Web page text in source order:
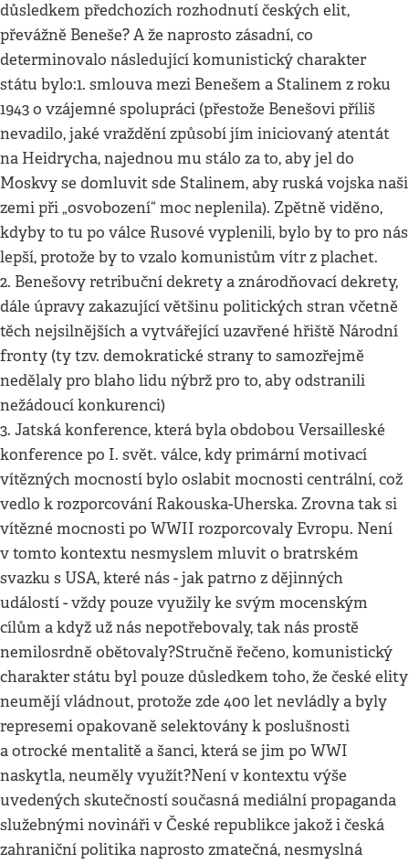
důsledkem předchozích rozhodnutí českých elit,
převážně Beneše? A že naprosto zásadní, co
determinovalo následující komunistický charakter
státu bylo:1. smlouva mezi Benešem a Stalinem z roku
1943 o vzájemné spolupráci (přestože Benešovi příliš
nevadilo, jaké vraždění způsobí jím iniciovaný atentát
na Heidrycha, najednou mu stálo za to, aby jel do
Moskvy se domluvit sde Stalinem, aby ruská vojska naši
zemi při „osvobození“ moc neplenila). Zpětně viděno,
kdyby to tu po válce Rusové vyplenili, bylo by to pro nás
lepší, protože by to vzalo komunistům vítr z plachet.
2. Benešovy retribuční dekrety a znárodňovací dekrety,
dále úpravy zakazující většinu politických stran včetně
těch nejsilnějších a vytvářející uzavřené hřiště Národní
fronty (ty tzv. demokratické strany to samozřejmě
nedělaly pro blaho lidu nýbrž pro to, aby odstranili
nežádoucí konkurenci)
3. Jatská konference, která byla obdobou Versailleské
konference po I. svět. válce, kdy primární motivací
vítězných mocností bylo oslabit mocnosti centrální, což
vedlo k rozporcování Rakouska-Uherska. Zrovna tak si
vítězné mocnosti po WWII rozporcovaly Evropu. Není
v tomto kontextu nesmyslem mluvit o bratrském
svazku s USA, které nás - jak patrno z dějinných
událostí - vždy pouze využily ke svým mocenským
cílům a když už nás nepotřebovaly, tak nás prostě
nemilosrdně obětovaly?Stručně řečeno, komunistický
charakter státu byl pouze důsledkem toho, že české elity
neumějí vládnout, protože zde 400 let nevládly a byly
represemi opakovaně selektovány k poslušnosti
a otrocké mentalitě a šanci, která se jim po WWI
naskytla, neuměly využít?Není v kontextu výše
uvedených skutečností současná mediální propaganda
služebnými novináři v České republikce jakož i česká
zahraniční politika naprosto zmatečná, nesmyslná